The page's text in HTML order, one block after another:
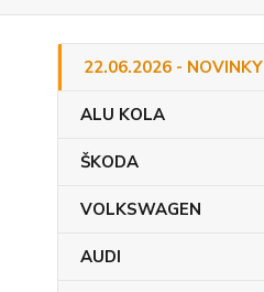
22.06.2026 - NOVINKY
ALU KOLA
ŠKODA
VOLKSWAGEN
AUDI